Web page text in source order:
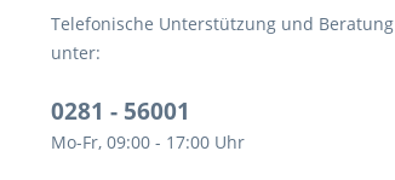
Telefonische Unterstützung und Beratung
unter:
0281 - 56001
Mo-Fr, 09:00 - 17:00 Uhr